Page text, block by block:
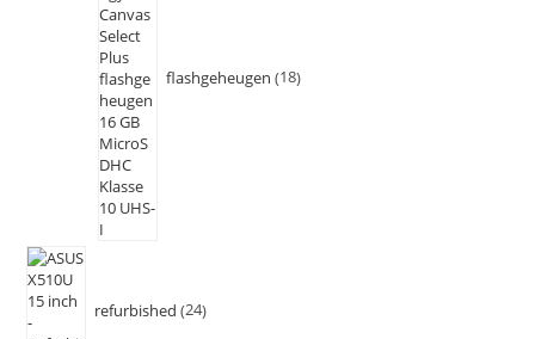
flashgeheugen 18
refurbished 24